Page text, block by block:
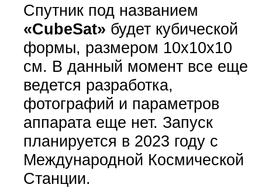
Спутник под названием
«CubeSat» будет кубической
формы, размером 10х10х10
см. В данный момент все еще
ведется разработка,
фотографий и параметров
аппарата еще нет. Запуск
планируется в 2023 году с
Международной Космической
Станции.